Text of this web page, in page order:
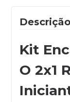
Descrição
Kit
O 2x1